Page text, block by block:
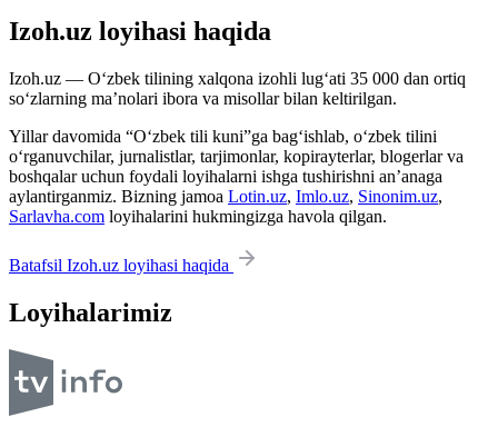
Izoh.uz loyihasi haqida
Izoh.uz — O‘zbek tilining xalqona izohli lug‘ati 35 000 dan ortiq
so‘zlarning ma’nolari ibora va misollar bilan keltirilgan.
Yillar davomida “O‘zbek tili kuni”ga bag‘ishlab, o‘zbek tilini
o‘rganuvchilar, jurnalistlar, tarjimonlar, kopirayterlar, blogerlar va
boshqalar uchun foydali loyihalarni ishga tushirishni an’anaga
aylantirganmiz. Bizning jamoa Lotin.uz, Imlo.uz, Sinonim.uz,
Sarlavha.com loyihalarini hukmingizga havola qilgan.
Batafsil Izoh.uz loyihasi haqida
Loyihalarimiz